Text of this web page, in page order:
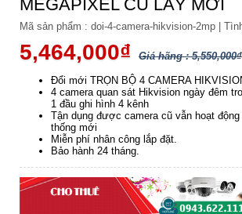
MEGAPIXEL CŨ LẤY MỚI
Mã sản phẩm : doi-4-camera-hikvision-2mp |
5,464,000₫ Giá hãng : 5,550,000₫
Đổi mới TRỌN BỘ 4 CAMERA
4 camera quan sát Hikvision ngày đêm
1 đầu ghi hình 4 kênh
Tận dụng được camera cũ vẫn hoạt
thống mới
Miễn phí nhân công lắp đặt.
Bảo hành 24 tháng.